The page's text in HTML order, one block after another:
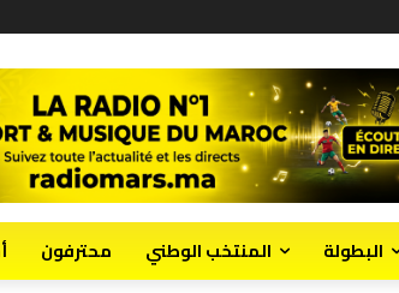
البطولة المنتخب الوطني محترفون